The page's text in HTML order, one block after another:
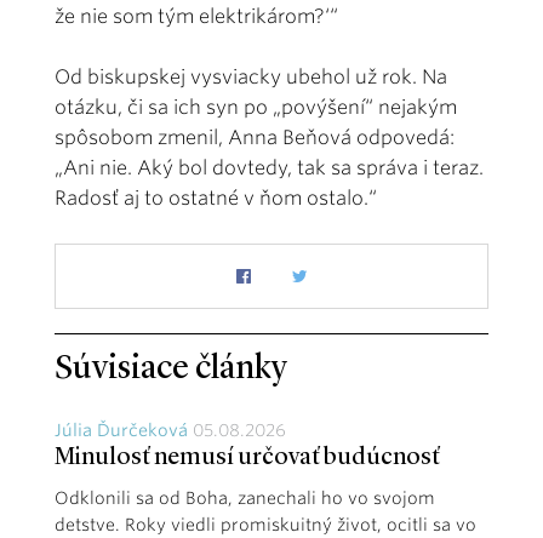
že nie som tým elektrikárom?‘“
Od biskupskej vysviacky ubehol už rok. Na
otázku, či sa ich syn po „povýšení“ nejakým
spôsobom zmenil, Anna Beňová odpovedá:
„Ani nie. Aký bol dovtedy, tak sa správa i teraz.
Radosť aj to ostatné v ňom ostalo.“
Súvisiace články
Júlia Ďurčeková 05.08.2026
Minulosť nemusí určovať budúcnosť
Odklonili sa od Boha, zanechali ho vo svojom
detstve. Roky viedli promiskuitný život, ocitli sa vo